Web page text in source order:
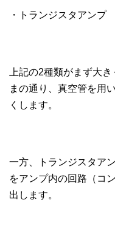
・トランジスタアンプ
上記の2種類がまず大
まの通り、真空管を用
くします。
一方、トランジスタア
をアンプ内の回路（コ
出します。